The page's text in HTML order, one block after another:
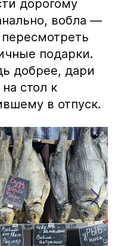
дорогому
вобла —
пересмотреть
подарки.
добрее, дари
стол к
в отпуск.